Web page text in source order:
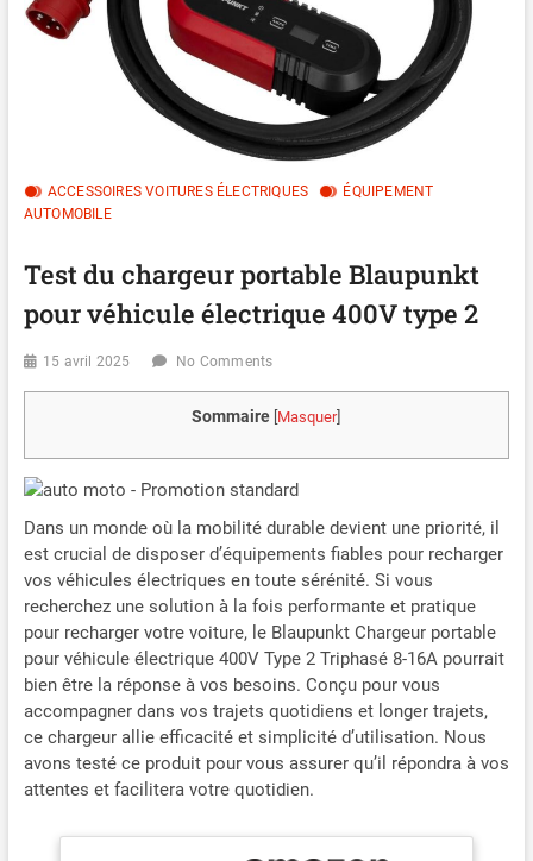
ACCESSOIRES VOITURES ÉLECTRIQUES
ÉQUIPEMENT
AUTOMOBILE
Test du chargeur portable Blaupunkt
pour véhicule électrique 400V type 2
15 avril 2025 No Comments
Sommaire Masquer]
Dans un monde où la mobilité durable devient une priorité, il
est crucial de disposer d’équipements fiables pour recharger
vos véhicules électriques en toute sérénité. Si vous
recherchez une solution à la fois performante et pratique
pour recharger votre voiture, le Blaupunkt Chargeur portable
pour véhicule électrique 400V Type 2 Triphasé 8-16A pourrait
bien être la réponse à vos besoins. Conçu pour vous
accompagner dans vos trajets quotidiens et longer trajets,
ce chargeur allie efficacité et simplicité d’utilisation. Nous
avons testé ce produit pour vous assurer qu’il répondra à vos
attentes et facilitera votre quotidien.